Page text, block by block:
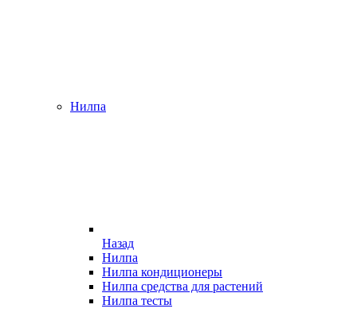
Нилпа
Назад
Нилпа
Нилпа кондиционеры
Нилпа средства для растений
Нилпа тесты